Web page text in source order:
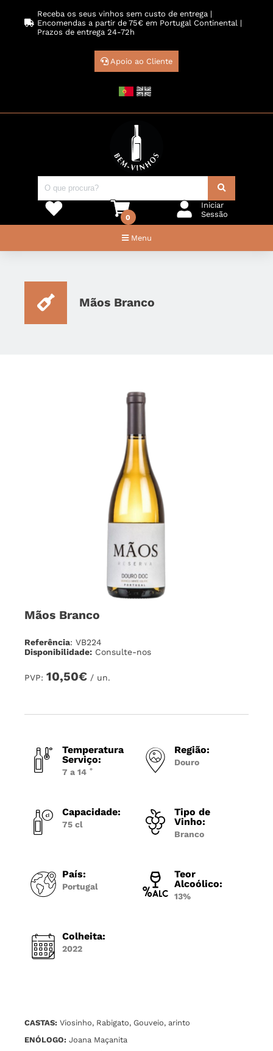
Receba os seus vinhos sem custo de entrega |
Encomendas a partir de 75€ em Portugal Continental |
Prazos de entrega 24-72h
Apoio ao Cliente
0
Iniciar
Sessão
Menu
Mãos Branco
Mãos Branco
Referência: VB224
Disponibilidade: Consulte-nos
PVP: 10,50€ / un.
Temperatura
Serviço:
7 a 14 ˚
Região:
Douro
Capacidade:
75 cl
Tipo de
Vinho:
Branco
País:
Portugal
Teor
Alcoólico:
13%
Colheita:
2022
CASTAS: Viosinho, Rabigato, Gouveio, arinto
ENÓLOGO: Joana Maçanita